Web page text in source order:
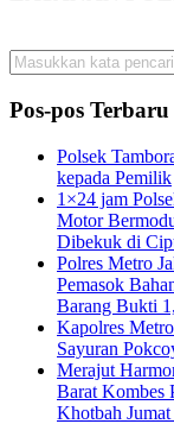
Pos-pos Terbaru
Polsek
kepada Pemilik
1×24 jam
Motor
Dibekuk di
Polres Metro
Pemasok
Barang Bukti
Kapolres
Sayuran
Merajut
Barat Kombes
Khotbah